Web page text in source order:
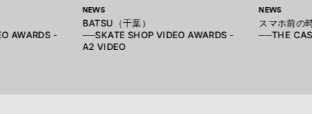
AWARDS -
NEWS
BATSU（千葉）
──SKATE SHOP VIDEO AWARDS -
A2 VIDEO
NEWS
スマホ前の
──THE